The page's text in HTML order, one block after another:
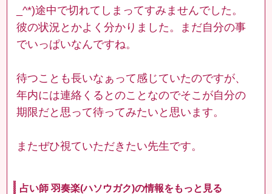
_^*)途中で切れてしまってすみませんでした。
彼の状況とかよく分かりました。まだ自分の事
でいっぱいなんですね。
待つことも長いなぁって感じていたのですが、
年内には連絡くるとのことなのでそこが自分の
期限だと思って待ってみたいと思います。
またぜひ視ていただきたい先生です。
占い師 羽奏楽(ハソウガク)の情報をもっと見る